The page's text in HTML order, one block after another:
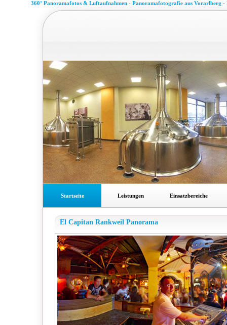
360° Panoramafotos & Luftaufnahmen - Panoramafotografie aus Vorarlberg -
Startseite Leistungen Einsatzbereiche
El Capitan Rankweil Panorama